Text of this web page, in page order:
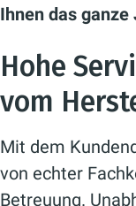
Ihnen das
Hohe
vom
Mit dem
von echter
Betreuung.